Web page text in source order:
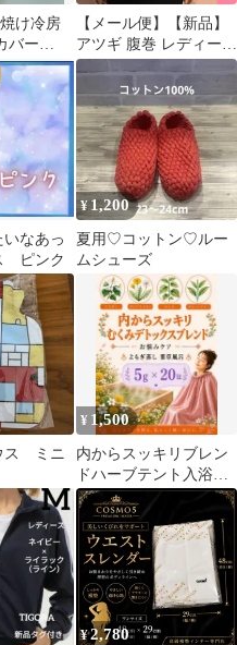
け冷房
バー
プ柄 快
【メール便】【新品】
アツギ 腹巻 レディース
腹巻き はらまき
STYLE WARM 薄手 薄
い 軽い 暖かい あった
か SHIROHATO 別注 コ
ラボ ATSUGI(M、L、
LL)
なあっ
ピンク
¥ 1,200
夏用♡コットン♡ルー
ムシューズ
ス ミニ
¥ 1,500
内からスッキリブレン
ドハーブテント入浴剤
乾燥よもぎ蒸しパック
座浴5ｇ×20p
¥2,780